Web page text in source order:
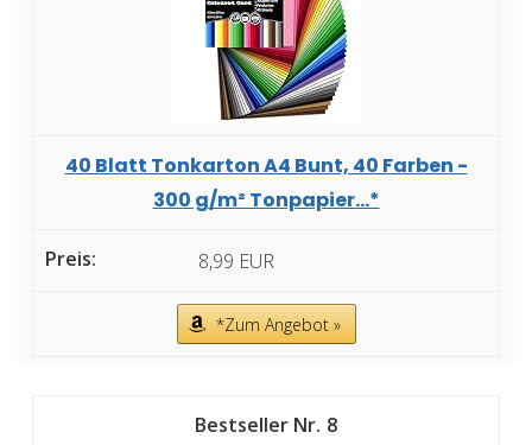
40 Blatt Tonkarton A4 Bunt, 40 Farben -
300 g/m² Tonpapier...*
8,99 EUR
*Zum Angebot »
8